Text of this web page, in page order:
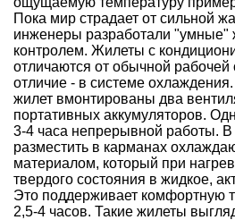
Пока мир страдает от сильной
инженеры разработали "умные"
контролем. Жилеты с
отличаются от обычной
отличие - в системе
жилет вмонтированы два
портативных аккумуляторов.
3-4 часа непрерывной работы.
разместить в карманах
материалом, который при
твердого состояния в жидкое,
Это поддерживает комфортную
2,5-4 часов. Такие жилеты